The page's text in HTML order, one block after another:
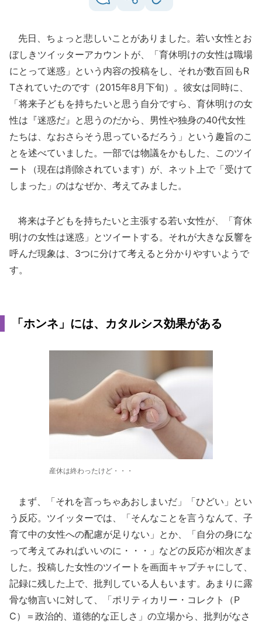
先日、ちょっと悲しいことがありました。若い女性とお
ぼしきツイッターアカウントが、「育休明けの女性は職場
にとって迷惑」という内容の投稿をし、それが数百回もR
Tされていたのです（2015年8月下旬）。彼女は同時に、
「将来子どもを持ちたいと思う自分ですら、育休明けの女
性は『迷惑だ』と思うのだから、男性や独身の40代女性
たちは、なおさらそう思っているだろう」という趣旨のこ
とを述べていました。一部では物議をかもした、このツイ
ート（現在は削除されています）が、ネット上で「受けて
しまった」のはなぜか、考えてみました。
将来は子どもを持ちたいと主張する若い女性が、「育休
明けの女性は迷惑」とツイートする。それが大きな反響を
呼んだ現象は、3つに分けて考えると分かりやすいようで
す。
「ホンネ」には、カタルシス効果がある
産休は終わったけど・・・
まず、「それを言っちゃあおしまいだ」「ひどい」とい
う反応。ツイッターでは、「そんなことを言うなんて、子
育て中の女性への配慮が足りない」とか、「自分の身にな
って考えてみればいいのに・・・」などの反応が相次ぎま
した。投稿した女性のツイートを画面キャプチャにして、
記録に残した上で、批判している人もいます。あまりに露
骨な物言いに対して、「ポリティカリー・コレクト（P
C）＝政治的、道徳的な正しさ」の立場から、批判がなさ